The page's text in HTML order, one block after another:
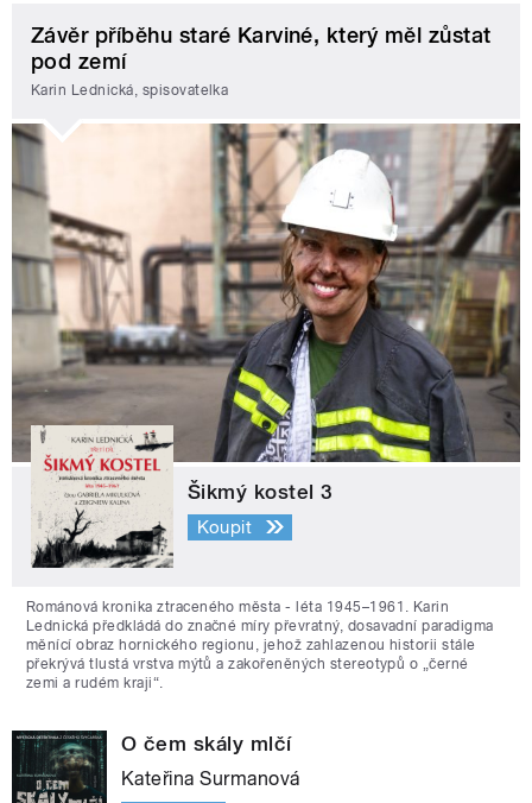
Závěr příběhu staré Karviné, který měl zůstat
pod zemí
Karin Lednická, spisovatelka
Šikmý kostel 3
Koupit
Románová kronika ztraceného města - léta 1945–1961. Karin
Lednická předkládá do značné míry převratný, dosavadní paradigma
měnící obraz hornického regionu, jehož zahlazenou historii stále
překrývá tlustá vrstva mýtů a zakořeněných stereotypů o „černé
zemi a rudém kraji“.
O čem skály mlčí
Kateřina Surmanová